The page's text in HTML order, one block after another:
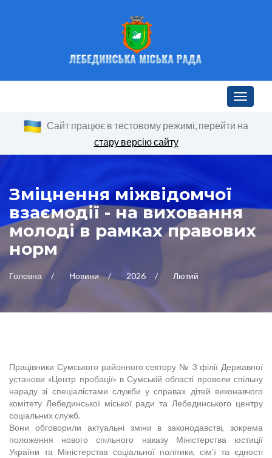
Toggle
Сайт працює в тестовому режимі, перейти на
стару версію сайту
Зміцнення міжвідомчої
взаємодії - на виховання
молоді в рамках правових
норм
Головна Новини 2026 Лютий
Працівники Сумського районного сектору № 3 філії Державної
установи «Центр пробації» в Сумській області провели спільну
нараду зі спеціалістами служби у справах дітей виконавчого
комітету Лебединської міської ради та Лебединського центру
соціальних служб.
Вони обговорили актуальні зміни в законодавстві, зокрема
положення нового спільного наказу Міністерства юстиції
України та Міністерства соціальної політики, сім’ї та єдності